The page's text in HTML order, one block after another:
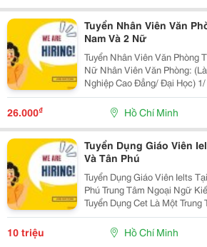
Tuyển Nhân Viên Văn
Nam Và 2 Nữ
Tuyển Nhân Viên Văn Phòng
Nữ Nhân Viên Văn Phòng: (Là Sinh Viên Hoặc Đã Tốt
Nghiệp Cao Đẳng/ Đại Học) 1/ Vị Trí: Nhân Viên Full
Time (2 Nam 2 Nữ) Ca Làm: 13:00 Đến 21:00 (1 Tháng
Được Nghỉ Phép 1 Ngày, Và
26.000₫ Hồ Chí Minh
Tuyển Dụng Giáo Viên
Và Tân Phú
Tuyển Dụng Giáo Viên Ielts
Phú Trung Tâm Ngoại Ngữ Kiến Tạo C.e.t Thông Báo
Tuyển Dụng Cet Là Một Trung Tâm Ngoại Ngữ Đã Được
Thành Lập 16 Năm Chuyên
10 triệu Hồ Chí Minh